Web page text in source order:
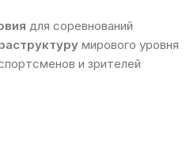
для соревнований
мирового уровня
и зрителей